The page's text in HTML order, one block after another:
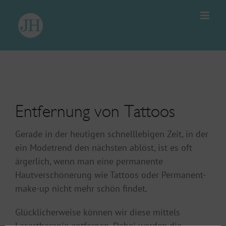
Inhalt
springen
Entfernung von Tattoos
Gerade in der heutigen schnelllebigen Zeit, in der
ein Modetrend den nächsten ablöst, ist es oft
ärgerlich, wenn man eine permanente
Hautverschönerung wie Tattoos oder Permanent-
make-up nicht mehr schön findet.
Glücklicherweise können wir diese mittels